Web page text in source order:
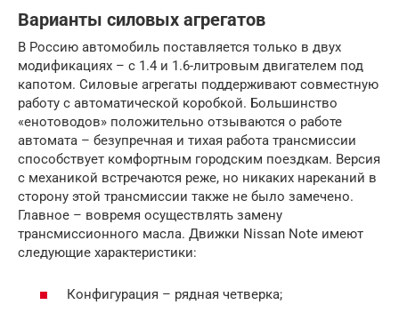
Варианты силовых агрегатов
В Россию автомобиль поставляется только в двух
модификациях – с 1.4 и 1.6-литровым двигателем под
капотом. Силовые агрегаты поддерживают совместную
работу с автоматической коробкой. Большинство
«енотоводов» положительно отзываются о работе
автомата – безупречная и тихая работа трансмиссии
способствует комфортным городским поездкам. Версия
с механикой встречаются реже, но никаких нареканий в
сторону этой трансмиссии также не было замечено.
Главное – вовремя осуществлять замену
трансмиссионного масла. Движки Nissan Note имеют
следующие характеристики:
Конфигурация – рядная четверка;